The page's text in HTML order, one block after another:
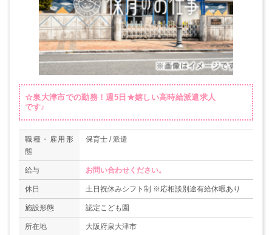
☆泉大津市での勤務！週5日★嬉しい高時給派遣求人
です♪
職種・雇用形
態
保育士 / 派遣
給与 お問い合わせください。
休日 土日祝休みシフト制 ※応相談別途有給休暇あり
施設形態 認定こども園
所在地 大阪府泉大津市